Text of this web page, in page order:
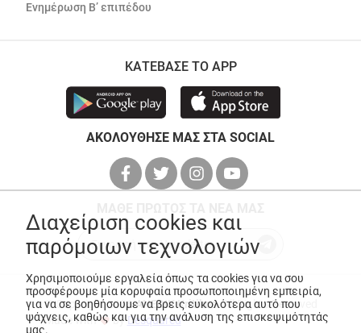
Ενημέρωση Β’ επιπέδου
ΚΑΤΕΒΑΣΕ ΤΟ APP
ΑΚΟΛΟΥΘΗΣΕ ΜΑΣ ΣΤΑ SOCIAL
© Copyright 2026ANEDIK Kritikos. All Rights Reserved
Made with
byDesquared
Διαχείριση cookies και
παρόμοιων τεχνολογιών
Χρησιμοποιούμε εργαλεία όπως τα cookies για να σου
προσφέρουμε μία κορυφαία προσωποποιημένη εμπειρία,
για να σε βοηθήσουμε να βρεις ευκολότερα αυτό που
ψάχνεις, καθώς και για την ανάλυση της επισκεψιμότητάς
μας.